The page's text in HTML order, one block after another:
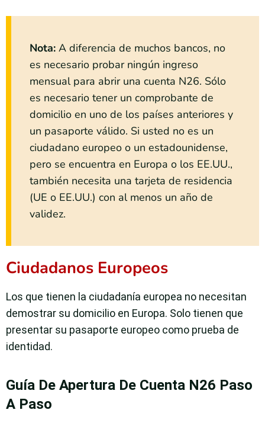
Nota: A diferencia de muchos bancos, no
es necesario probar ningún ingreso
mensual para abrir una cuenta N26. Sólo
es necesario tener un comprobante de
domicilio en uno de los países anteriores y
un pasaporte válido. Si usted no es un
ciudadano europeo o un estadounidense,
pero se encuentra en Europa o los EE.UU.,
también necesita una tarjeta de residencia
(UE o EE.UU.) con al menos un año de
validez.
Ciudadanos Europeos
Los que tienen la ciudadanía europea no necesitan
demostrar su domicilio en Europa. Solo tienen que
presentar su pasaporte europeo como prueba de
identidad.
Guía De Apertura De Cuenta N26 Paso
A Paso